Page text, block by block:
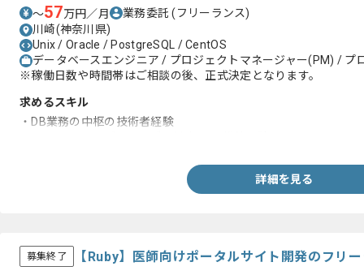
〜57万円／月 業務委託(フリーランス)
川崎(神奈川県)
Unix / Oracle / PostgreSQL / CentOS
データベースエンジニア / プロジェクトマネージャー(PM) / プ
※稼働日数や時間帯はご相談の後、正式決定となります。
求めるスキル
・DB業務の中枢の技術者経験
詳細を見る
募集終了 【Ruby】医師向けポータルサイト開発のフリ